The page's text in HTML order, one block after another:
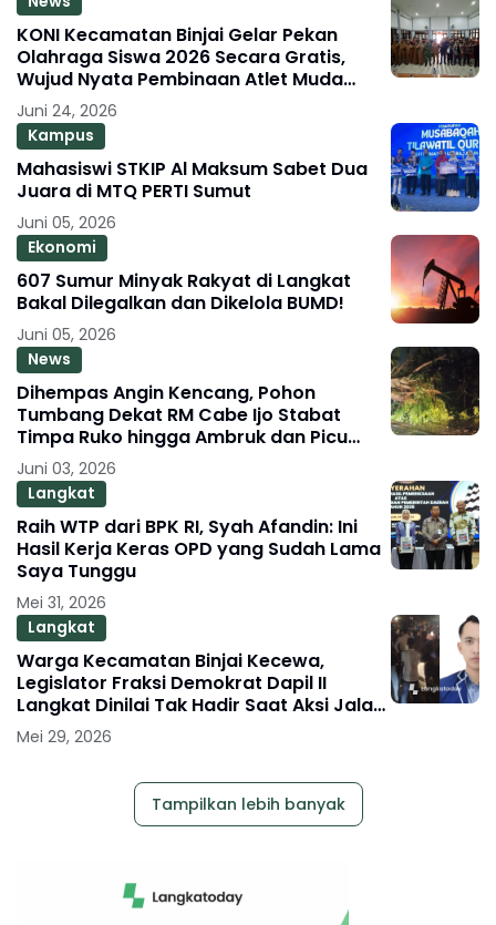
KONI Kecamatan Binjai Gelar Pekan
Olahraga Siswa 2026 Secara Gratis,
Wujud Nyata Pembinaan Atlet Muda
Berprestasi
Juni 24, 2026
Kampus
Mahasiswi STKIP Al Maksum Sabet Dua
Juara di MTQ PERTI Sumut
Juni 05, 2026
Ekonomi
607 Sumur Minyak Rakyat di Langkat
Bakal Dilegalkan dan Dikelola BUMD!
Juni 05, 2026
News
Dihempas Angin Kencang, Pohon
Tumbang Dekat RM Cabe Ijo Stabat
Timpa Ruko hingga Ambruk dan Picu
Macet Parah
Juni 03, 2026
Langkat
Raih WTP dari BPK RI, Syah Afandin: Ini
Hasil Kerja Keras OPD yang Sudah Lama
Saya Tunggu
Mei 31, 2026
Langkat
Warga Kecamatan Binjai Kecewa,
Legislator Fraksi Demokrat Dapil II
Langkat Dinilai Tak Hadir Saat Aksi Jalan
Rusak
Mei 29, 2026
Tampilkan lebih banyak